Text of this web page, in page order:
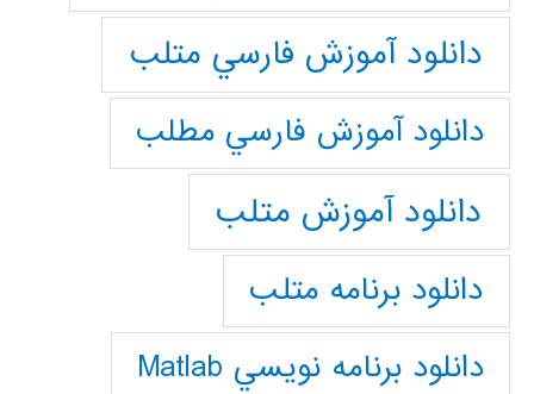
دانلود آموزش فارسي متلب
دانلود آموزش فارسي مطلب
دانلود آموزش متلب
دانلود برنامه متلب
دانلود برنامه نويسي Matlab